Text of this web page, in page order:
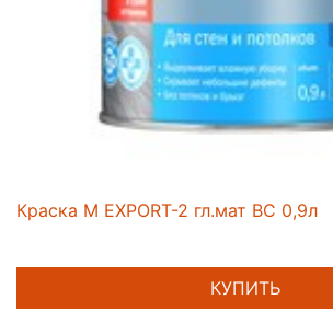
Краска M EXPORT-2 гл.мат BС 0,9л
КУПИТЬ